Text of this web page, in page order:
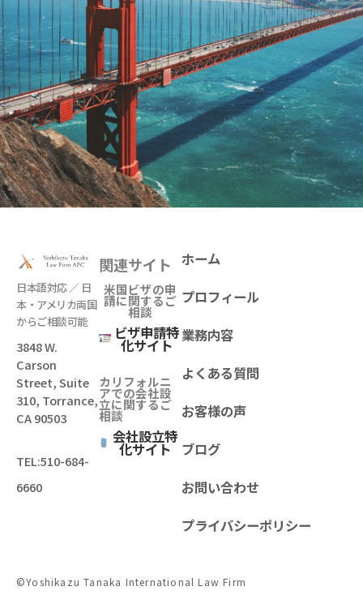
日本語対応 ／ 日
本・アメリカ両国
からご相談可能
3848 W.
Carson
Street, Suite
310, Torrance,
CA 90503
TEL:510-684-
6660
関連サイト
米国ビザの申
請に関するご
相談
ビザ申請特
化サイト
カリフォルニ
アでの会社設
立に関するご
相談
会社設立特
化サイト
ホーム
プロフィール
業務内容
よくある質問
お客様の声
ブログ
お問い合わせ
プライバシーポリシー
©Yoshikazu Tanaka International Law Firm